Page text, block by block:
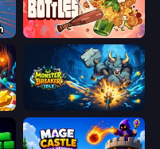
Smashing Bottles
Monster Breaker Idle